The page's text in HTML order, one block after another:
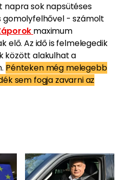
sok napsütéses
- számolt
maximum
elő. Az idő is felmelegedik
között alakulhat a
Pénteken még melegebb
sem fogja zavarni az